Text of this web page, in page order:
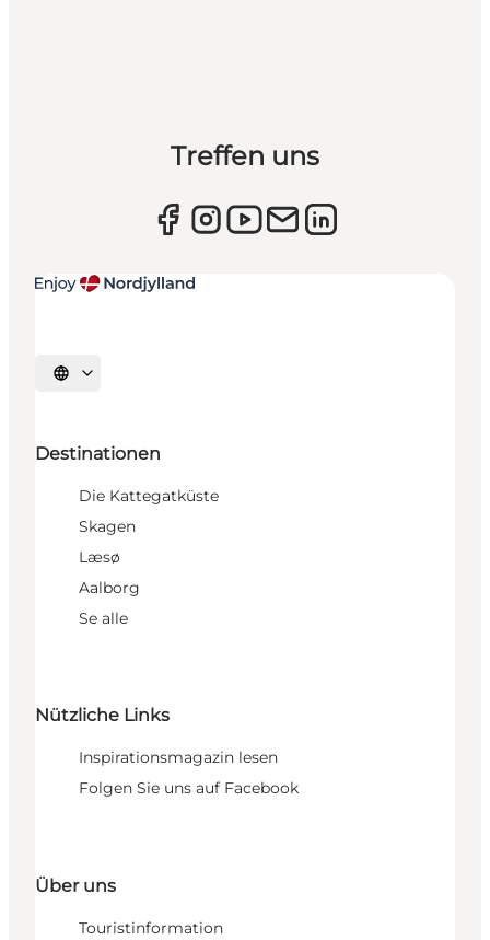
Treffen uns
Sprache auswählen
Destinationen
Die Kattegatküste
Skagen
Læsø
Aalborg
Se alle
Nützliche Links
Inspirationsmagazin lesen
Folgen Sie uns auf Facebook
Über uns
Touristinformation